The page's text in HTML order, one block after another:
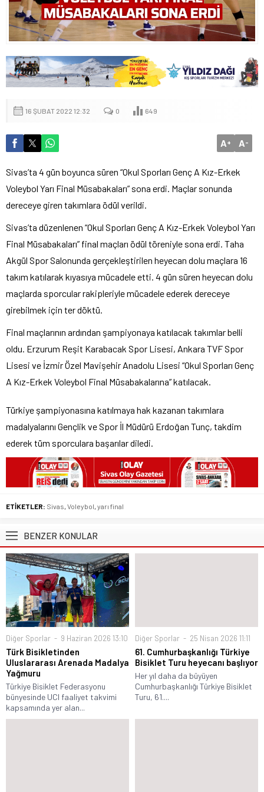
16 ŞUBAT 2022 12:32 0 649
A+ A-
Sivas’ta 4 gün boyunca süren “Okul Sporları Genç A Kız-Erkek
Voleybol Yarı Final Müsabakaları” sona erdi. Maçlar sonunda
dereceye giren takımlara ödül verildi.
Sivas’ta düzenlenen “Okul Sporları Genç A Kız-Erkek Voleybol Yarı
Final Müsabakaları” final maçları ödül töreniyle sona erdi. Taha
Akgül Spor Salonunda gerçekleştirilen heyecan dolu maçlara 16
takım katılarak kıyasıya mücadele etti. 4 gün süren heyecan dolu
maçlarda sporcular rakipleriyle mücadele ederek dereceye
girebilmek için ter döktü.
Final maçlarının ardından şampiyonaya katılacak takımlar belli
oldu. Erzurum Reşit Karabacak Spor Lisesi, Ankara TVF Spor
Lisesi ve İzmir Özel Mavişehir Anadolu Lisesi “Okul Sporları Genç
A Kız-Erkek Voleybol Final Müsabakalarına” katılacak.
Türkiye şampiyonasına katılmaya hak kazanan takımlara
madalyalarını Gençlik ve Spor İl Müdürü Erdoğan Tunç, takdim
ederek tüm sporculara başarılar diledi.
ETİKETLER: Sivas Voleybol yarı final
BENZER KONULAR
Diğer Sporlar 9 Haziran 2026 13:10
Türk Bisikletinden
Uluslararası Arenada Madalya
Yağmuru
Türkiye Bisiklet Federasyonu
bünyesinde UCI faaliyet takvimi
kapsamında yer alan...
Diğer Sporlar 25 Nisan 2026 11:11
61. Cumhurbaşkanlığı Türkiye
Bisiklet Turu heyecanı başlıyor
Her yıl daha da büyüyen
Cumhurbaşkanlığı Türkiye Bisiklet
Turu, 61....